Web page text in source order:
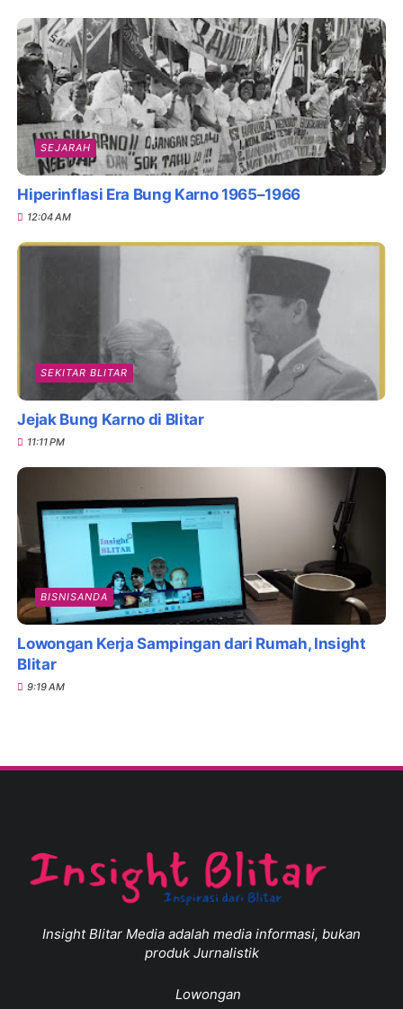
SEJARAH
Hiperinflasi Era Bung Karno 1965–1966
12:04 AM
SEKITAR BLITAR
Jejak Bung Karno di Blitar
11:11 PM
BISNISANDA
Lowongan Kerja Sampingan dari Rumah, Insight
Blitar
9:19 AM
Insight Blitar Media adalah media informasi, bukan
produk Jurnalistik
Lowongan